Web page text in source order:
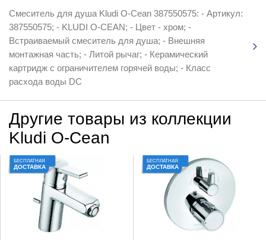
Смеситель для душа Kludi O-Cean 387550575: - Артикул:
387550575; - KLUDI O-CEAN; - Цвет - хром; -
Встраиваемый смеситель для душа; - Внешняя
монтажная часть; - Литой рычаг; - Керамический
картридж с ограничителем горячей воды; - Класс
расхода воды DC
Другие товары из коллекции
Kludi O-Cean
БЕСПЛАТНАЯ
ДОСТАВКА
БЕСПЛАТНАЯ
ДОСТАВКА